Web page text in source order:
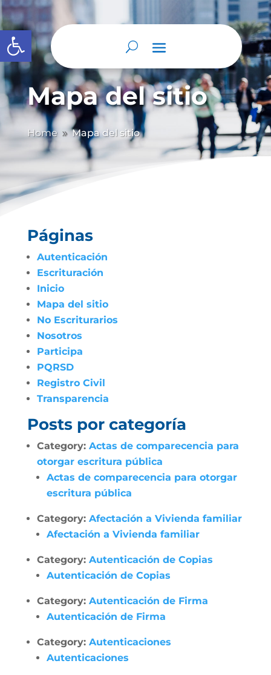
Abrir barra de herramientas
Mapa del sitio
Home 9 Mapa del sitio
Páginas
Autenticación
Escrituración
Inicio
Mapa del sitio
No Escriturarios
Nosotros
Participa
PQRSD
Registro Civil
Transparencia
Posts por categoría
Category: Actas de comparecencia para
otorgar escritura pública
Actas de comparecencia para otorgar
escritura pública
Category: Afectación a Vivienda familiar
Afectación a Vivienda familiar
Category: Autenticación de Copias
Autenticación de Copias
Category: Autenticación de Firma
Autenticación de Firma
Category: Autenticaciones
Autenticaciones